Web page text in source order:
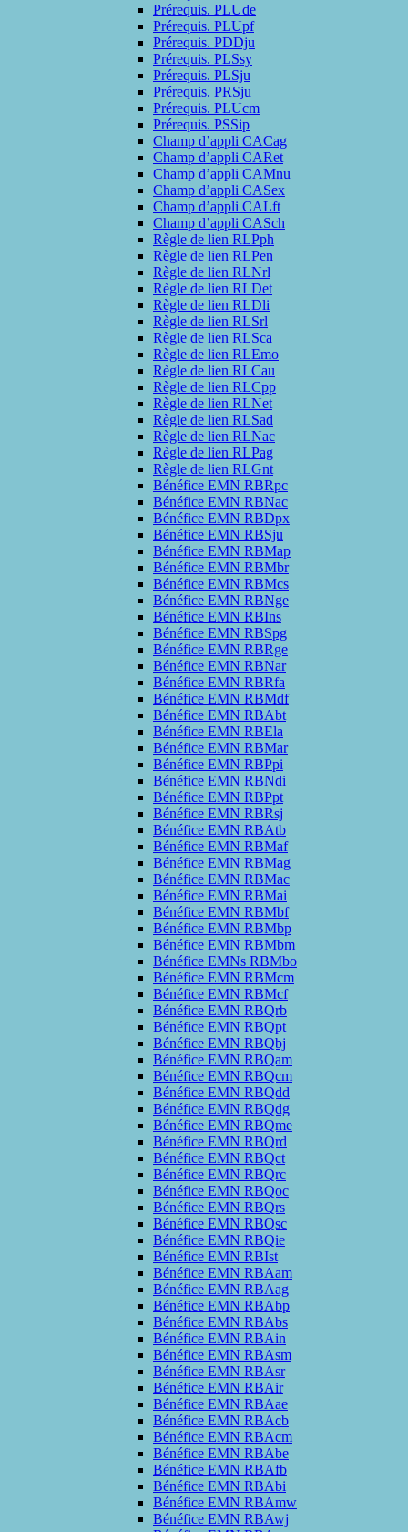
Prérequis. PLUde
Prérequis. PLUpf
Prérequis. PDDju
Prérequis. PLSsy
Prérequis. PLSju
Prérequis. PRSju
Prérequis. PLUcm
Prérequis. PSSip
Champ d’appli CACag
Champ d’appli CARet
Champ d’appli CAMnu
Champ d’appli CASex
Champ d’appli CALft
Champ d’appli CASch
Règle de lien RLPph
Règle de lien RLPen
Règle de lien RLNrl
Règle de lien RLDet
Règle de lien RLDli
Règle de lien RLSrl
Règle de lien RLSca
Règle de lien RLEmo
Règle de lien RLCau
Règle de lien RLCpp
Règle de lien RLNet
Règle de lien RLSad
Règle de lien RLNac
Règle de lien RLPag
Règle de lien RLGnt
Bénéfice EMN RBRpc
Bénéfice EMN RBNac
Bénéfice EMN RBDpx
Bénéfice EMN RBSju
Bénéfice EMN RBMap
Bénéfice EMN RBMbr
Bénéfice EMN RBMcs
Bénéfice EMN RBNge
Bénéfice EMN RBIns
Bénéfice EMN RBSpg
Bénéfice EMN RBRge
Bénéfice EMN RBNar
Bénéfice EMN RBRfa
Bénéfice EMN RBMdf
Bénéfice EMN RBAbt
Bénéfice EMN RBEla
Bénéfice EMN RBMar
Bénéfice EMN RBPpi
Bénéfice EMN RBNdi
Bénéfice EMN RBPpt
Bénéfice EMN RBRsj
Bénéfice EMN RBAtb
Bénéfice EMN RBMaf
Bénéfice EMN RBMag
Bénéfice EMN RBMac
Bénéfice EMN RBMai
Bénéfice EMN RBMbf
Bénéfice EMN RBMbp
Bénéfice EMN RBMbm
Bénéfice EMNs RBMbo
Bénéfice EMN RBMcm
Bénéfice EMN RBMcf
Bénéfice EMN RBQrb
Bénéfice EMN RBQpt
Bénéfice EMN RBQbj
Bénéfice EMN RBQam
Bénéfice EMN RBQcm
Bénéfice EMN RBQdd
Bénéfice EMN RBQdg
Bénéfice EMN RBQme
Bénéfice EMN RBQrd
Bénéfice EMN RBQct
Bénéfice EMN RBQrc
Bénéfice EMN RBQoc
Bénéfice EMN RBQrs
Bénéfice EMN RBQsc
Bénéfice EMN RBQie
Bénéfice EMN RBIst
Bénéfice EMN RBAam
Bénéfice EMN RBAag
Bénéfice EMN RBAbp
Bénéfice EMN RBAbs
Bénéfice EMN RBAin
Bénéfice EMN RBAsm
Bénéfice EMN RBAsr
Bénéfice EMN RBAir
Bénéfice EMN RBAae
Bénéfice EMN RBAcb
Bénéfice EMN RBAcm
Bénéfice EMN RBAbe
Bénéfice EMN RBAfb
Bénéfice EMN RBAbi
Bénéfice EMN RBAmw
Bénéfice EMN RBAwj